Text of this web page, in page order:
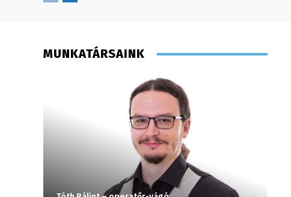
MUNKATÁRSAINK